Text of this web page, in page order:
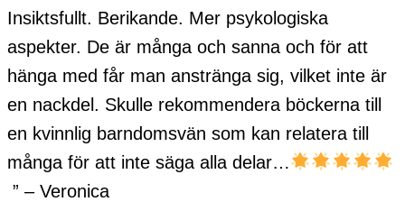
Insiktsfullt. Berikande. Mer psykologiska
aspekter. De är många och sanna och för att
hänga med får man anstränga sig, vilket inte är
en nackdel. Skulle rekommendera böckerna till
en kvinnlig barndomsvän som kan relatera till
många för att inte säga alla delar…
” – Veronica